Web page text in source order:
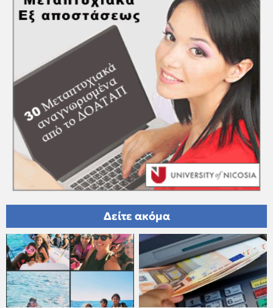
Δείτε ακόμα